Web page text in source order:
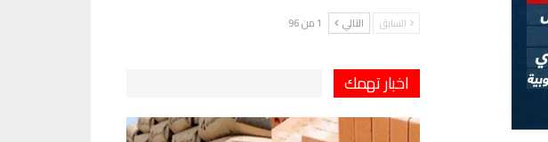
السابق التالي 1 من 96
اخبار تهمك